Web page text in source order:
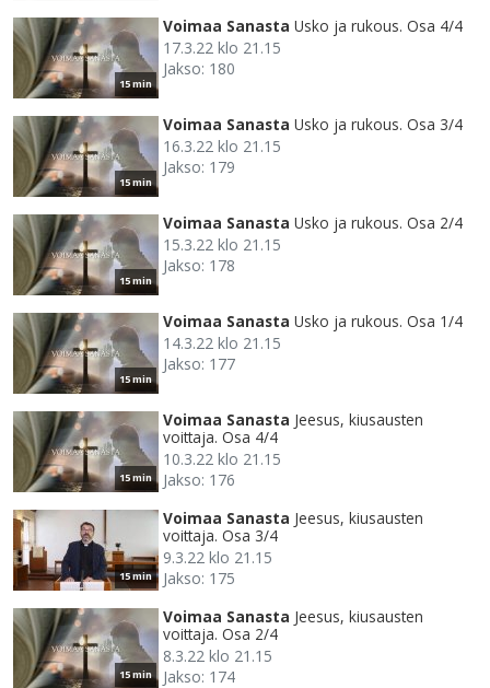
15 min
Voimaa Sanasta Usko ja rukous. Osa 4/4
17.3.22 klo 21.15
Jakso: 180
15 min
Voimaa Sanasta Usko ja rukous. Osa 3/4
16.3.22 klo 21.15
Jakso: 179
15 min
Voimaa Sanasta Usko ja rukous. Osa 2/4
15.3.22 klo 21.15
Jakso: 178
15 min
Voimaa Sanasta Usko ja rukous. Osa 1/4
14.3.22 klo 21.15
Jakso: 177
15 min
Voimaa Sanasta Jeesus, kiusausten
voittaja. Osa 4/4
10.3.22 klo 21.15
Jakso: 176
15 min
Voimaa Sanasta Jeesus, kiusausten
voittaja. Osa 3/4
9.3.22 klo 21.15
Jakso: 175
15 min
Voimaa Sanasta Jeesus, kiusausten
voittaja. Osa 2/4
8.3.22 klo 21.15
Jakso: 174